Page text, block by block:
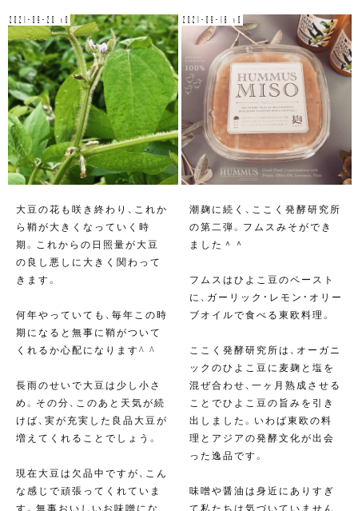
2021-09-20 v0
大豆の花も咲き終わり、これか
ら鞘が大きくなっていく時
期。これからの日照量が大豆
の良し悪しに大きく関わって
きます。
何年やっていても、毎年この時
期になると無事に鞘がついて
くれるか心配になります^ ^
長雨のせいで大豆は少し小さ
め。その分、このあと天気が続
けば、実が充実した良品大豆が
増えてくれることでしょう。
現在大豆は欠品中ですが、こん
な感じで頑張ってくれていま
す。無事おいしいお味噌にな
2021-09-18 v0
潮麹に続く、ここく発酵研究所
の第二弾。フムスみそができ
ました＾＾
フムスはひよこ豆のペースト
に、ガーリック・レモン・オリー
ブオイルで食べる東欧料理。
ここく発酵研究所は、オーガニ
ックのひよこ豆に麦麹と塩を
混ぜ合わせ、一ヶ月熟成させる
ことでひよこ豆の旨みを引き
出しました。いわば東欧の料
理とアジアの発酵文化が出会
った逸品です。
味噌や醤油は身近にありすぎ
て私たちは気づいていません